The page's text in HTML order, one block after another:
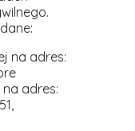
na adres:
adres: